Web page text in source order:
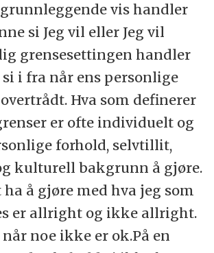
vis handler
si Jeg vil eller Jeg vil
grensesettingen handler
i fra når ens personlige
Hva som definerer
er ofte individuelt og
forhold, selvtillit,
kulturell bakgrunn å gjøre.
å gjøre med hva jeg som
er allright og ikke allright.
noe ikke er ok.På en